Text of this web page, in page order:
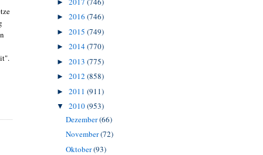
►
► 2016 (746)
► 2015 (749)
► 2014(770)
► 2013 (775)
► 2012 (858)
► 2011 (911)
▼ 2010(953)
Dezember(66)
November(72)
Oktober(93)